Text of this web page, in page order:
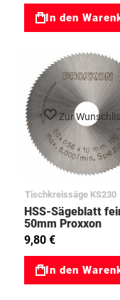
In den
Zur
Tischkreissäge KS230
HSS-Sägeblatt
50mm Proxxon
03028020
9,80 €
In den